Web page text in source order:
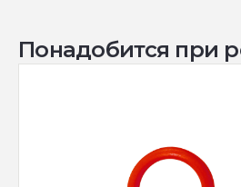
Понадобится при